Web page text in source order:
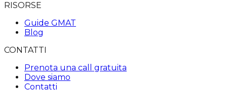
RISORSE
Guide GMAT
Blog
CONTATTI
Prenota una call gratuita
Dove siamo
Contatti